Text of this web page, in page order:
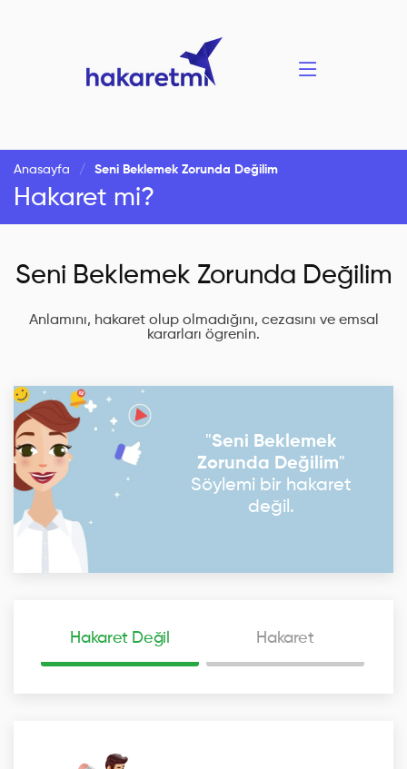
Anasayfa Seni Beklemek Zorunda Değilim
Hakaret mi?
Seni Beklemek Zorunda Değilim
Anlamını, hakaret olup olmadığını, cezasını ve emsal
kararları ögrenin.
"Seni Beklemek
Zorunda Değilim"
Söylemi bir hakaret
değil.
Hakaret Değil Hakaret